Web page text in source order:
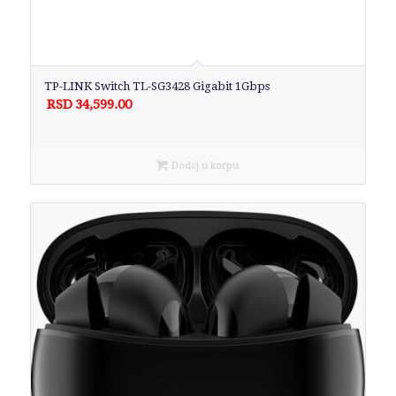
TP-LINK Switch TL-SG3428 Gigabit 1Gbps
RSD 34,599.00
Dodaj u korpu